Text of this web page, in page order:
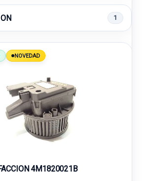
1
NOVEDAD
4M1820021B